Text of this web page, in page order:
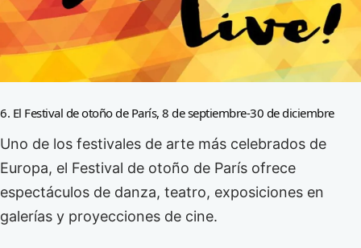
6. El Festival de otoño de París, 8 de septiembre-30 de diciembre
Uno de los festivales de arte más celebrados de
Europa, el Festival de otoño de París ofrece
espectáculos de danza, teatro, exposiciones en
galerías y proyecciones de cine.